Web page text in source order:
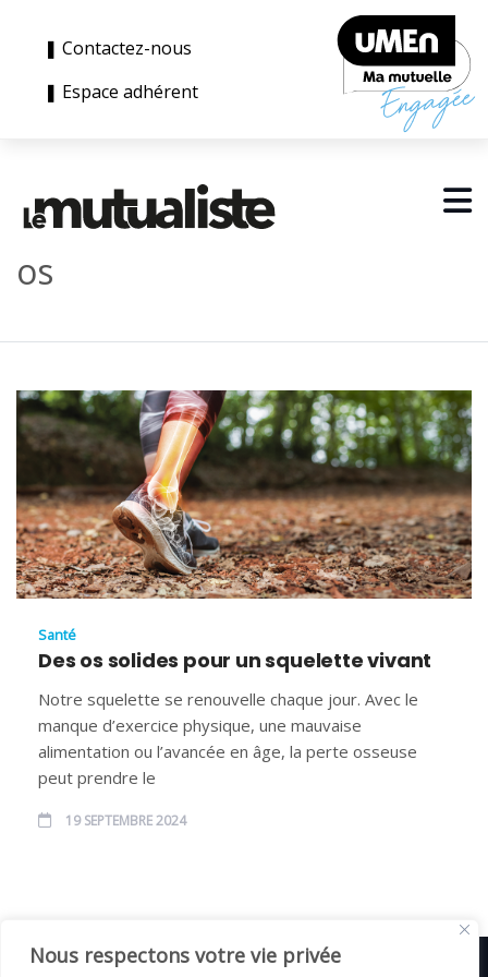
Nous respectons votre vie privée
❚ Contactez-nous
❚ Espace adhérent
os
Santé
Des os solides pour un squelette vivant
Notre squelette se renouvelle chaque jour. Avec le
manque d’exercice physique, une mauvaise
alimentation ou l’avancée en âge, la perte osseuse
peut prendre le
19 SEPTEMBRE 2024